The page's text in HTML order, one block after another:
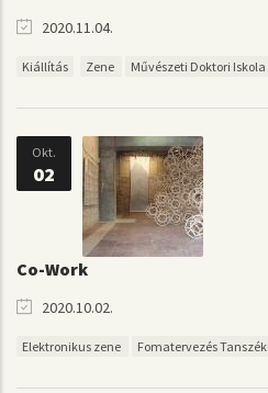
2020.11.04.
Kiállítás Zene Művészeti Doktori Iskola
Okt.
02
Co-Work
2020.10.02.
Elektronikus zene Fomatervezés Tanszék